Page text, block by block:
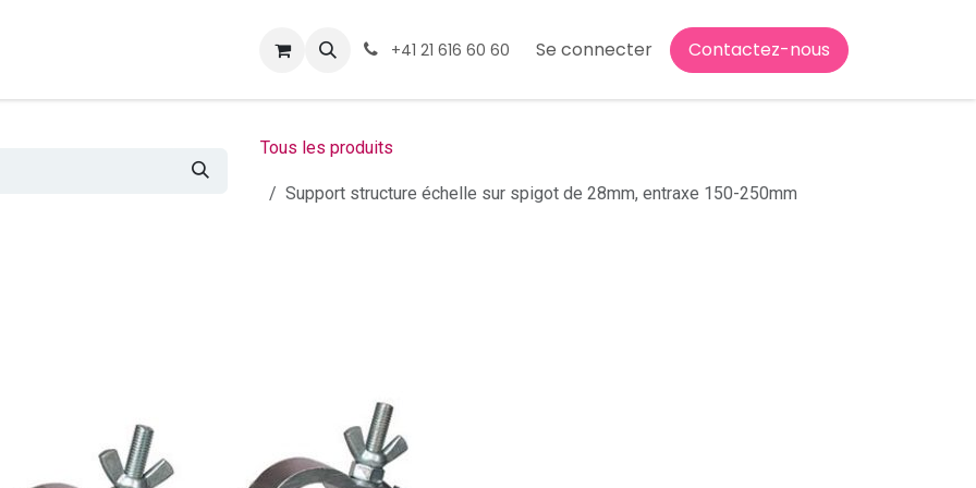
+41 21 616 60 60 Se connecter Contactez-nous
Tous les produits
Support structure échelle sur spigot de 28mm, entraxe 150-250mm